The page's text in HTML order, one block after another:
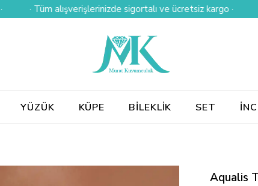
· Tüm alışverişlerinizde sigortalı ve ücretsiz kargo · ·
YÜZÜK KÜPE BİLEKLİK SET
Aqualis